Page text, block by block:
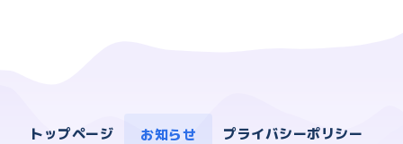
トップページ お知らせ プライバシーポリシー